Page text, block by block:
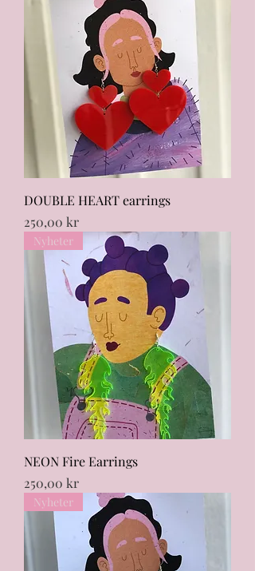
DOUBLE HEART earrings
Pris
250,00 kr
Nyheter
NEON Fire Earrings
Pris
250,00 kr
Nyheter